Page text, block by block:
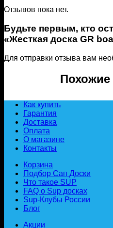
Отзывов пока нет.
Будьте первым, кто
«Жесткая доска GR
Для отправки отзыва вам
Как купить
Гарантия
Доставка
Оплата
О магазине
Контакты
Корзина
Подбор Сап Доски
Что такое SUP
FAQ о Sup досках
Sup-Клубы России
Блог
Акции